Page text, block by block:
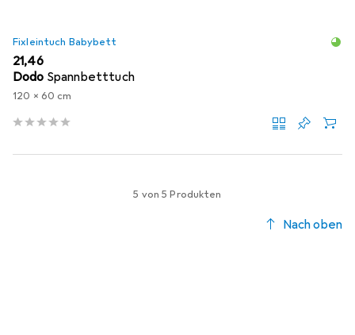
Fixleintuch Babybett
EUR
21,46
Dodo Spannbetttuch
120 x 60 cm
5 von 5 Produkten
Nach oben